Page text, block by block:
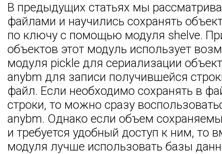
В предыдущих статьях мы
файлами и научились сохранять
по ключу с помощью модуля shelve.
объектов этот модуль использует
модуля pickle для сериализации
anybm для записи получившейся
файл. Если необходимо сохранять в
строки, то можно сразу
anybm. Однако если объем
и требуется удобный доступ к ним, то
модуля лучше использовать базы